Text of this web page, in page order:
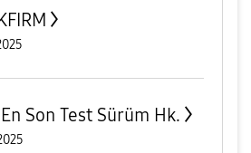
Son Test Sürüm Hk.